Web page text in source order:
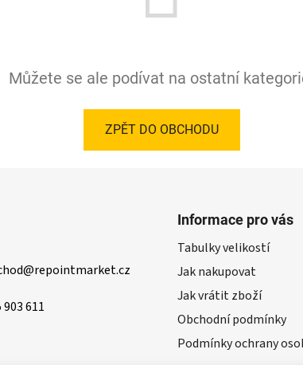
Můžete se ale podívat na ostatní
ZPĚT DO OBCHODU
@repointmarket.cz
903 611
Informace pro vás
Tabulky velikostí
Jak nakupovat
Jak vrátit zboží
Obchodní podmínky
Podmínky ochrany